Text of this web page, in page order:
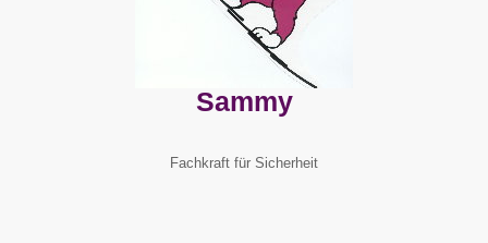
Sammy
Fachkraft für Sicherheit